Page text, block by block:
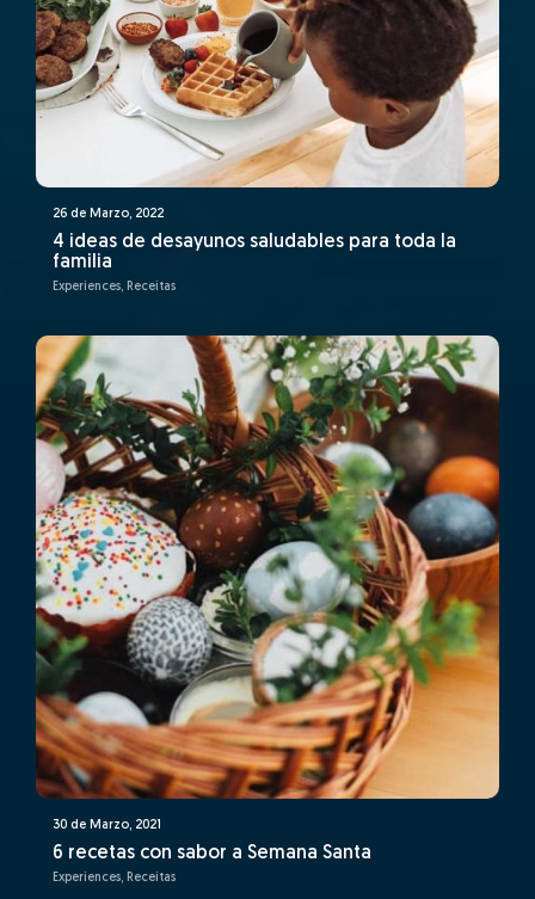
26 de Marzo, 2022
4 ideas de desayunos saludables para toda la
familia
Experiences, Receitas
30 de Marzo, 2021
6 recetas con sabor a Semana Santa
Experiences, Receitas